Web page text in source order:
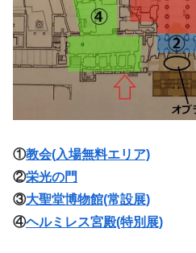
①教会(入場無料エリア)
②栄光の門
③大聖堂博物館(常設展)
④ヘルミレス宮殿(特別展)